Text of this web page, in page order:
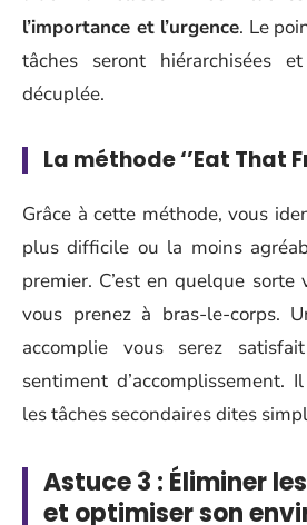
l’importance et l’urgence. Le
tâches seront hiérarchisées
décuplée.
La méthode ‘’Eat That
Grâce à cette méthode, vous
plus difficile ou la moins
premier. C’est en quelque
vous prenez à bras-le-corps.
accomplie vous serez
sentiment d’accomplissement.
les tâches secondaires dites
Astuce 3 : Éliminer
et optimiser son